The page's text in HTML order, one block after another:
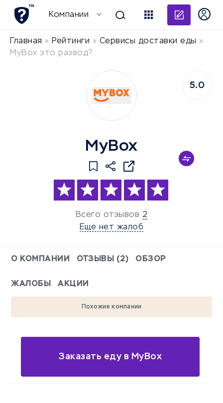
Компании
Главная » Рейтинги » Сервисы доставки еды »
MyBox это развод?
MyBox
Всего отзывов 2
Еще нет жалоб
5.0
О КОМПАНИИ ОТЗЫВЫ (2) ОБЗОР
ЖАЛОБЫ АКЦИИ
Похожие компании
Заказать еду в MyBox